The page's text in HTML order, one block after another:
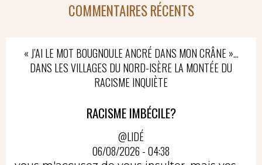
COMMENTAIRES RÉCENTS
« J’AI LE MOT BOUGNOULE ANCRÉ DANS MON CRÂNE »…
DANS LES VILLAGES DU NORD-ISÈRE LA MONTÉE DU
RACISME INQUIÈTE
RACISME IMBÉCILE?
@LIDÉ
06/08/2026 - 04:38